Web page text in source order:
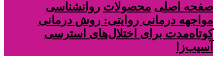
صفحه اصلی محصولات روانشناسی
مواجهه‌ درمانی روایتی: روش درمانی
کوتاه‌مدت برای اختلال‌های استرسی
آسیب‌زا